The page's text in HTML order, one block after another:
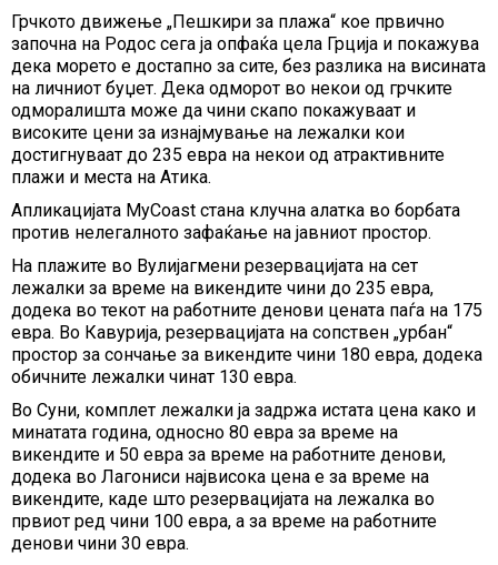
Грчкото движење „Пешкири за плажа“ кое првично
започна на Родос сега ја опфаќа цела Грција и покажува
дека морето е достапно за сите, без разлика на висината
на личниот буџет. Дека одморот во некои од грчките
одморалишта може да чини скапо покажуваат и
високите цени за изнајмување на лежалки кои
достигнуваат до 235 евра на некои од атрактивните
плажи и места на Атика.
Апликацијата MyCoast стана клучна алатка во борбата
против нелегалното зафаќање на јавниот простор.
На плажите во Вулијагмени резервацијата на сет
лежалки за време на викендите чини до 235 евра,
додека во текот на работните денови цената паѓа на 175
евра. Во Кавурија, резервацијата на сопствен „урбан“
простор за сончање за викендите чини 180 евра, додека
обичните лежалки чинат 130 евра.
Во Суни, комплет лежалки ја задржа истата цена како и
минатата година, односно 80 евра за време на
викендите и 50 евра за време на работните денови,
додека во Лагониси највисока цена е за време на
викендите, каде што резервацијата на лежалка во
првиот ред чини 100 евра, а за време на работните
денови чини 30 евра.